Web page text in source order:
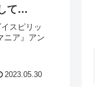
て
スピリッ
ニア』アン
2023.05.30